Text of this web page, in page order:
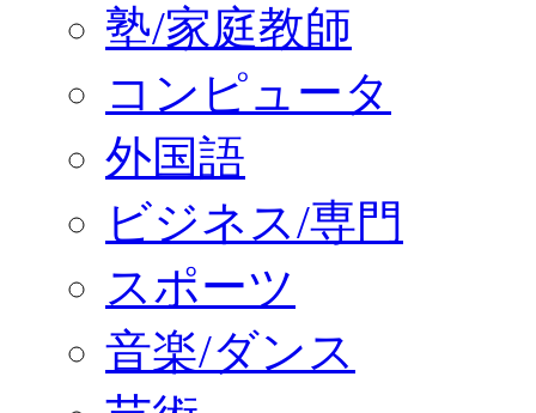
塾/家庭教師
コンピュータ
外国語
ビジネス/専門
スポーツ
音楽/ダンス